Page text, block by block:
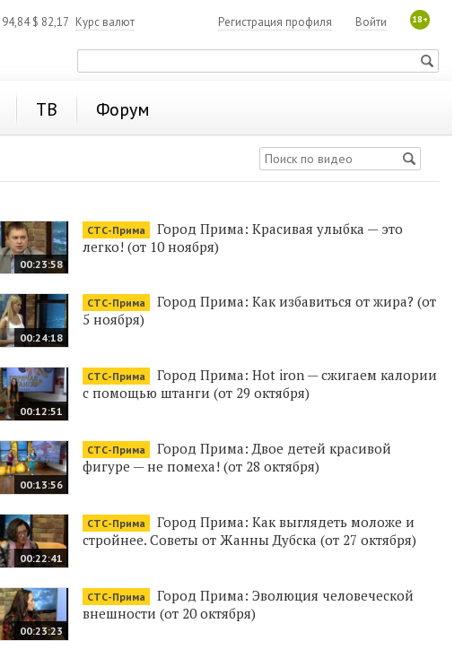
94,84$ 82,17 Курс валют 18+
Войти
Регистрация профиля
ТВ Форум
00:23:58
СТС-Прима
Город Прима: Красивая улыбка — это
легко! (от 10 ноября)
00:24:18
СТС-Прима
Город Прима: Как избавиться от жира? (от
5 ноября)
00:12:51
СТС-Прима
Город Прима: Hot iron — сжигаем калории
с помощью штанги (от 29 октября)
00:13:56
СТС-Прима
Город Прима: Двое детей красивой
фигуре — не помеха! (от 28 октября)
00:22:41
СТС-Прима
Город Прима: Как выглядеть моложе и
стройнее. Советы от Жанны Дубска (от 27 октября)
00:23:23
СТС-Прима
Город Прима: Эволюция человеческой
внешности (от 20 октября)